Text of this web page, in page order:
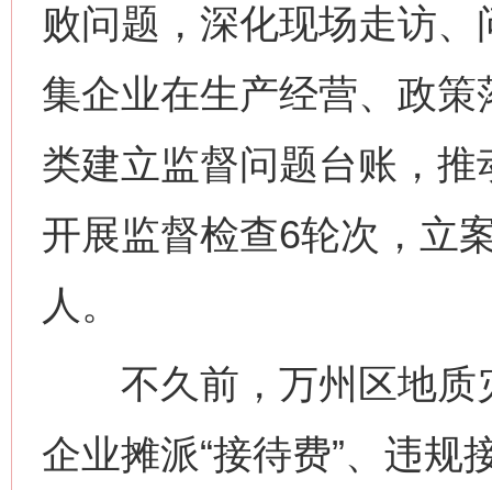
败问题，深化现场走访
集企业在生产经营、政
类建立监督问题台账，
开展监督检查6轮次，立
人。
不久前，万州区地质
企业摊派“接待费”、违规